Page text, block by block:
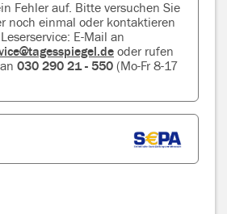
Fehler auf. Bitte versuchen Sie
noch einmal oder kontaktieren
E-Mail an
oder rufen
030 290 21 - 550 (Mo-Fr 8-17